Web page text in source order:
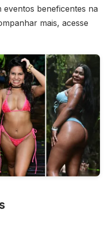
eventos beneficentes na
mais, acesse